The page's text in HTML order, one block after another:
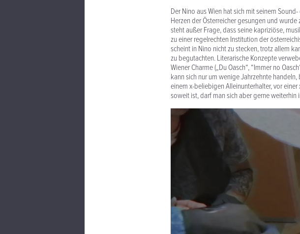
Der Nino aus Wien hat sich mit seinem
Herzen der Österreicher gesungen und
steht außer Frage, dass seine kapriziöse,
zu einer regelrechten Institution der
scheint in Nino nicht zu stecken, trotz allem
zu begutachten. Literarische Konzepte
Wiener Charme („Du Oasch“, “Immer no
kann sich nur um wenige Jahrzehnte
einem x-beliebigen Alleinunterhalter, vor
soweit ist, darf man sich aber gerne